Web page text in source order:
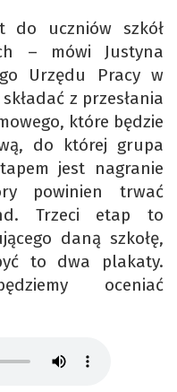
do uczniów szkół
– mówi Justyna
Urzędu Pracy w
z przesłania
które będzie
do której grupa
jest nagranie
powinien trwać
Trzeci etap to
daną szkołę,
to dwa plakaty.
oceniać